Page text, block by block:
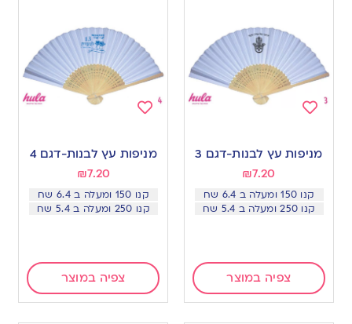
to
מניפות עץ לבנות-דגם 3
₪7.20
קנו 150 ומעלה ב 6.4 שח
קנו 250 ומעלה ב 5.4 שח
צפיה במוצר
to
מניפות עץ לבנות-דגם 4
₪7.20
קנו 150 ומעלה ב 6.4 שח
קנו 250 ומעלה ב 5.4 שח
צפיה במוצר